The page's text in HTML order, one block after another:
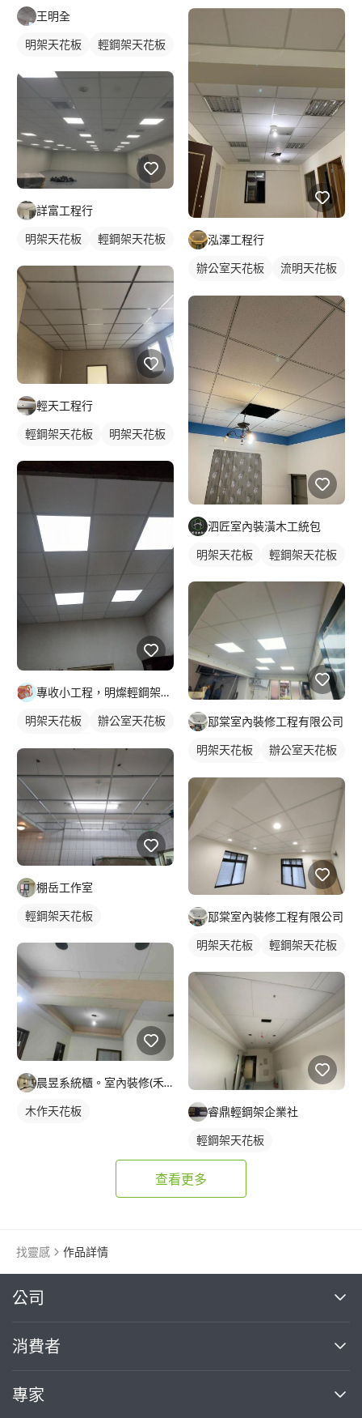
王明全
明架天花板 輕鋼架天花板
詳富工程行
明架天花板 輕鋼架天花板
輕天工程行
輕鋼架天花板 明架天花板
專收小工程，明燦輕鋼架， 隔間，天花板，維修，開孔，專作小坪
明架天花板
辦公室天花板
棚岳工作室
輕鋼架天花板
晨昱系統櫃。室內裝修(禾旭）
木作天花板
泓澤工程行
辦公室天花板
流明天花板
泗匠室內裝潢木工統包
明架天花板 輕鋼架天花板
邷棠室內裝修工程有限公司
明架天花板
辦公室天花板
邷棠室內裝修工程有限公司
明架天花板 輕鋼架天花板
睿鼎輕鋼架企業社
輕鋼架天花板
查看更多
找靈感 作品詳情
公司
關於我們
部落格
消費者
買服務
專家
繼續完成